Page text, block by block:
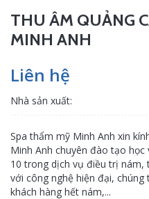
THU ÂM QUẢNG
MINH ANH
Liên hệ
Nhà sản xuất:
Spa thẩm mỹ Minh Anh xin
Minh Anh chuyên đào tạo
10 trong dịch vụ điều trị nám,
với công nghệ hiện đại,
khách hàng hết nám,...